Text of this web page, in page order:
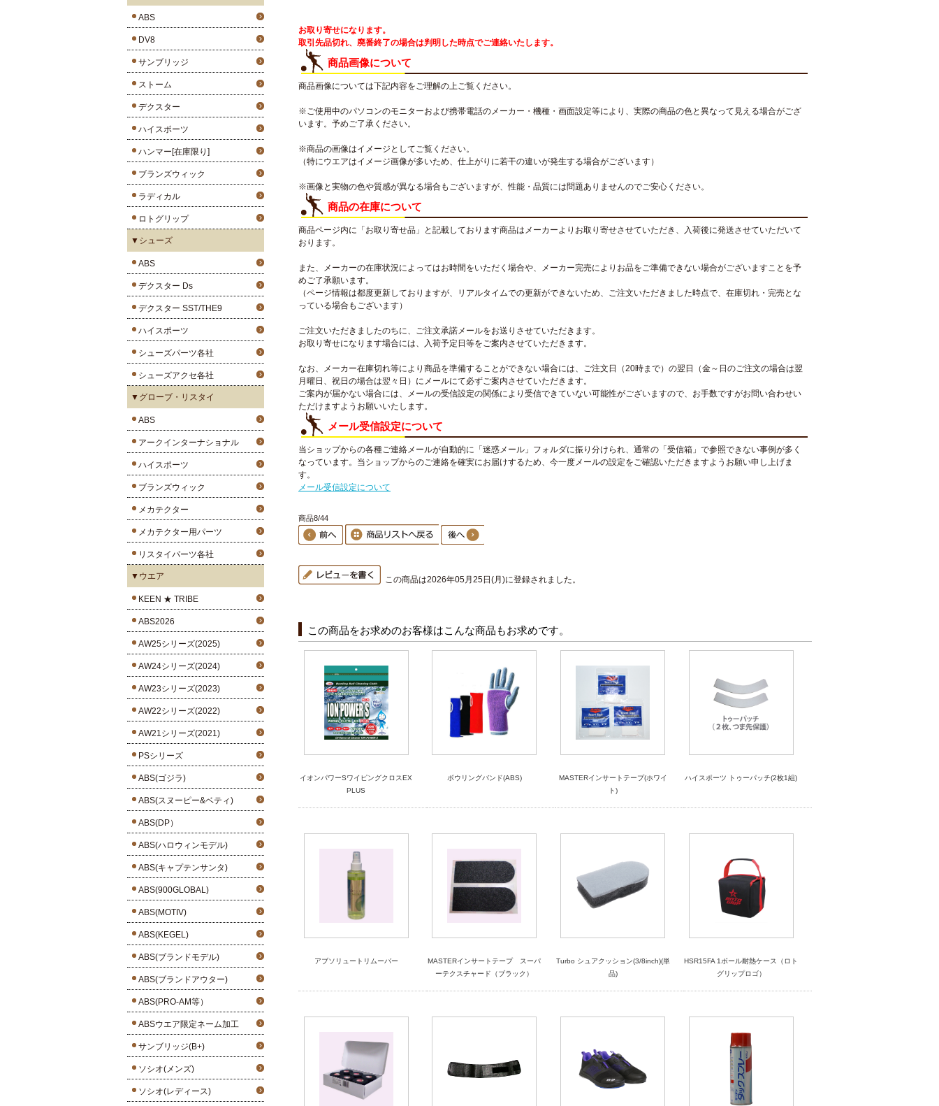
ABS
DV8
サンブリッジ
ストーム
デクスター
ハイスポーツ
ハンマー[在庫限り]
ブランズウィック
ラディカル
ロトグリップ
▼シューズ
ABS
デクスター Ds
デクスター SST/THE9
ハイスポーツ
シューズパーツ各社
シューズアクセ各社
▼グローブ・リスタイ
ABS
アークインターナショナル
ハイスポーツ
ブランズウィック
メカテクター
メカテクター用パーツ
リスタイパーツ各社
▼ウエア
KEEN ★ TRIBE
ABS2026
AW25シリーズ(2025)
AW24シリーズ(2024)
AW23シリーズ(2023)
AW22シリーズ(2022)
AW21シリーズ(2021)
PSシリーズ
ABS(ゴジラ)
ABS(スヌーピー&ベティ)
ABS(DP）
ABS(ハロウィンモデル)
ABS(キャプテンサンタ)
ABS(900GLOBAL)
ABS(MOTIV)
ABS(KEGEL)
ABS(ブランドモデル)
ABS(ブランドアウター)
ABS(PRO-AM等）
ABSウエア限定ネーム加工
サンブリッジ(B+)
ソシオ(メンズ)
ソシオ(レディース)
お取り寄せになります。
取引先品切れ、廃番終了の場合は判明した時点でご連絡いたします。
商品画像について
商品画像については下記内容をご理解の上ご覧ください。
※ご使用中のパソコンのモニターおよび携帯電話のメーカー・機種・画面設定等により、実際の商品の色と異なって見える場合がござ
います。予めご了承ください。
※商品の画像はイメージとしてご覧ください。
（特にウエアはイメージ画像が多いため、仕上がりに若干の違いが発生する場合がございます）
※画像と実物の色や質感が異なる場合もございますが、性能・品質には問題ありませんのでご安心ください。
商品の在庫について
商品ページ内に「お取り寄せ品」と記載しております商品はメーカーよりお取り寄せさせていただき、入荷後に発送させていただいて
おります。
また、メーカーの在庫状況によってはお時間をいただく場合や、メーカー完売によりお品をご準備できない場合がございますことを予
めご了承願います。
（ページ情報は都度更新しておりますが、リアルタイムでの更新ができないため、ご注文いただきました時点で、在庫切れ・完売とな
っている場合もございます）
ご注文いただきましたのちに、ご注文承諾メールをお送りさせていただきます。
お取り寄せになります場合には、入荷予定日等をご案内させていただきます。
なお、メーカー在庫切れ等により商品を準備することができない場合には、ご注文日（20時まで）の翌日（金～日のご注文の場合は翌
月曜日、祝日の場合は翌々日）にメールにて必ずご案内させていただきます。
ご案内が届かない場合には、メールの受信設定の関係により受信できていない可能性がございますので、お手数ですがお問い合わせい
ただけますようお願いいたします。
メール受信設定について
当ショップからの各種ご連絡メールが自動的に「迷惑メール」フォルダに振り分けられ、通常の「受信箱」で参照できない事例が多く
なっています。当ショップからのご連絡を確実にお届けするため、今一度メールの設定をご確認いただきますようお願い申し上げま
す。
メール受信設定について
商品8/44
この商品は2026年05月25日(月)に登録されました。
この商品をお求めのお客様はこんな商品もお求めです。
イオンパワーSワイピングクロスEX
PLUS
ボウリングバンド(ABS)
MASTERインサートテープ(ホワイ
ト)
ハイスポーツ トゥーパッチ(2枚1組)
アブソリュートリムーバー
MASTERインサートテープ スーパ
ーテクスチャード（ブラック）
Turbo シュアクッション(3/8inch)(単
品)
HSR15FA 1ボール耐熱ケース（ロト
グリップロゴ）